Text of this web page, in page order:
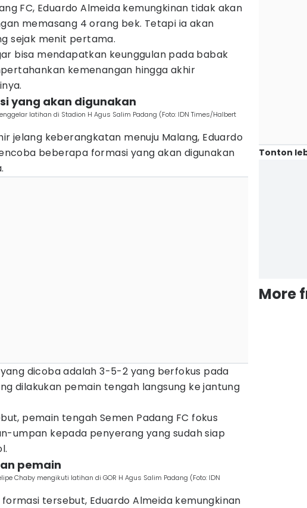
FC, Eduardo Almeida kemungkinan tidak akan
memasang 4 orang bek. Tetapi ia akan
sejak menit pertama.
bisa mendapatkan keunggulan pada babak
kemenangan hingga akhir
yang akan digunakan
latihan di Stadion H Agus Salim Padang (Foto: IDN Times/Halbert
jelang keberangkatan menuju Malang, Eduardo
beberapa formasi yang akan digunakan
dicoba adalah 3-5-2 yang berfokus pada
dilakukan pemain tengah langsung ke jantung
pemain tengah Semen Padang FC fokus
umpan kepada penyerang yang sudah siap
pemain
Chaby mengikuti latihan di GOR H Agus Salim Padang (Foto: IDN
tersebut, Eduardo Almeida kemungkinan
Tonton
More